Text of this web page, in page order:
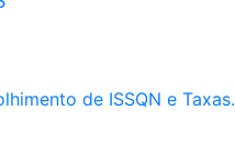
de ISSQN e Taxas.